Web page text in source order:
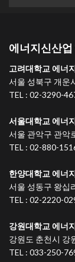
에너지신산
고려대학교 에너
서울 성북구 개운
TEL : 02-3290-
서울대학교 에너
서울 관악구 관악
TEL : 02-880-
한양대학교 에너
서울 성동구 왕십
TEL : 02-2220-
강원대학교 에너
강원도 춘천시 강
TEL : 033-250-